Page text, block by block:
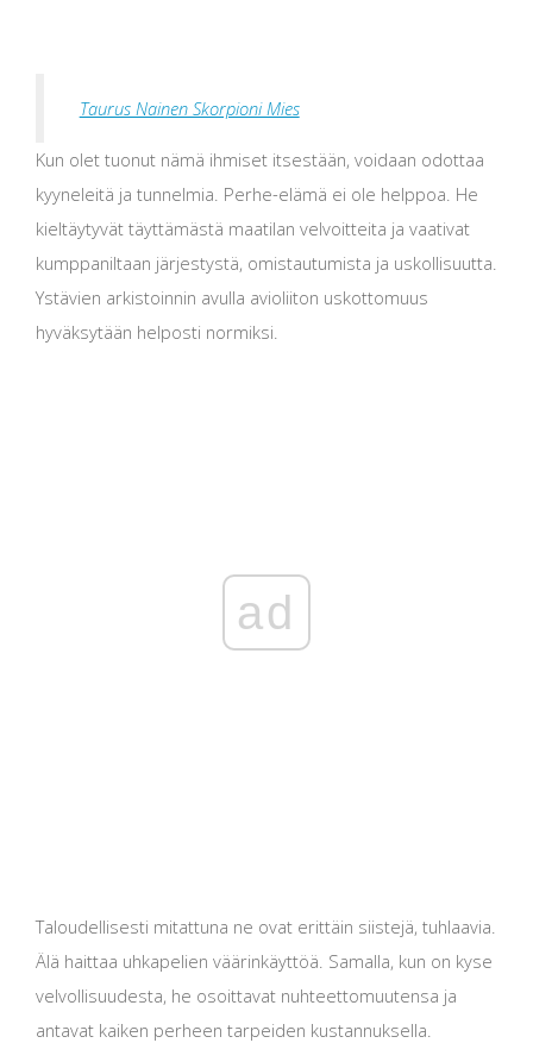
Taurus Nainen Skorpioni Mies
Kun olet tuonut nämä ihmiset itsestään, voidaan odottaa
kyyneleitä ja tunnelmia. Perhe-elämä ei ole helppoa. He
kieltäytyvät täyttämästä maatilan velvoitteita ja vaativat
kumppaniltaan järjestystä, omistautumista ja uskollisuutta.
Ystävien arkistoinnin avulla avioliiton uskottomuus
hyväksytään helposti normiksi.
ad
Taloudellisesti mitattuna ne ovat erittäin siistejä, tuhlaavia.
Älä haittaa uhkapelien väärinkäyttöä. Samalla, kun on kyse
velvollisuudesta, he osoittavat nuhteettomuutensa ja
antavat kaiken perheen tarpeiden kustannuksella.